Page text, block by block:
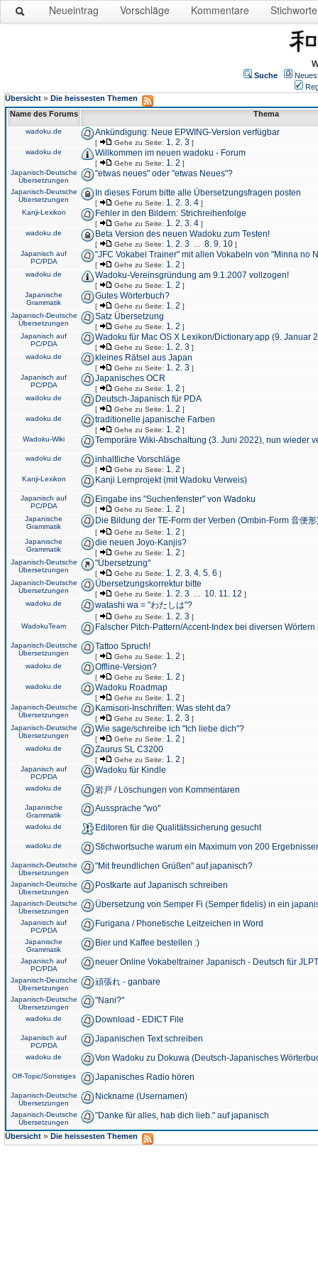
Neueintrag Vorschläge Kommentare Stichworte
Suche
Übersicht » Die heissesten Themen
Name des Forums
Thema
wadoku.de Ankündigung: Neue EPWING-Version verfügbar
[ Gehe zu Seite: 1 2 3 ]
wadoku.de
Willkommen im neuen wadoku - Forum
[ Gehe zu Seite: 1 2 ]
Japanisch-Deutsche
Übersetzungen
"etwas neues" oder "etwas Neues"?
Japanisch-Deutsche
Übersetzungen
In dieses Forum bitte alle Übersetzungsfragen posten
[ Gehe zu Seite: 1 2 3 4 ]
Kanji-Lexikon
Fehler in den Bildern: Strichreihenfolge
[ Gehe zu Seite: 1 2 3 4 ]
wadoku.de
Beta Version des neuen Wadoku zum Testen!
[ Gehe zu Seite: 1 2 3 8 9 10 ]
Japanisch auf
PC/PDA
"JFC Vokabel Trainer" mit allen Vokabeln von "Minna no
[ Gehe zu Seite: 1 2 ]
wadoku.de
Wadoku-Vereinsgründung am 9.1.2007 vollzogen!
[ Gehe zu Seite: 1 2 ]
Japanische
Grammatik
Gutes Wörterbuch?
[ Gehe zu Seite: 1 2 ]
Japanisch-Deutsche
Übersetzungen
Satz Übersetzung
[ Gehe zu Seite: 1 2 ]
Japanisch auf
PC/PDA
Wadoku für Mac OS X Lexikon/Dictionary.app (9. Januar
[ Gehe zu Seite: 1 2 3 ]
wadoku.de
kleines Rätsel aus Japan
[ Gehe zu Seite: 1 2 3 ]
Japanisch auf
PC/PDA
Japanisches OCR
[ Gehe zu Seite: 1 2 ]
wadoku.de
Deutsch-Japanisch für PDA
[ Gehe zu Seite: 1 2 ]
wadoku.de
traditionelle japanische Farben
[ Gehe zu Seite: 1 2 ]
Wadoku-Wiki
Temporäre Wiki-Abschaltung (3. Juni 2022), nun wieder
wadoku.de inhaltliche Vorschläge
[ Gehe zu Seite: 1 2 ]
Kanji-Lexikon
Kanji Lernprojekt (mit Wadoku Verweis)
Japanisch auf
PC/PDA
Eingabe ins "Suchenfenster" von Wadoku
[ Gehe zu Seite: 1 2 ]
Japanische
Grammatik
Die Bildung der TE-Form der Verben (Ombin-Form 音便形
[ Gehe zu Seite: 1 2 ]
Japanische
Grammatik
die neuen Joyo-Kanjis?
[ Gehe zu Seite: 1 2 ]
Japanisch-Deutsche
Übersetzungen
"Übersetzung"
[ Gehe zu Seite: 1 2 3 4 5 6 ]
Japanisch-Deutsche
Übersetzungen
Übersetzungskorrektur bitte
[ Gehe zu Seite: 1 2 3 10 11 12 ]
wadoku.de
watashi wa = "わたしは"?
[ Gehe zu Seite: 1 2 3 ]
WadokuTeam
Falscher Pitch-Pattern/Accent-Index bei diversen
Japanisch-Deutsche
Übersetzungen
Tattoo Spruch!
[ Gehe zu Seite: 1 2 ]
wadoku.de
Offline-Version?
[ Gehe zu Seite: 1 2 ]
wadoku.de
Wadoku Roadmap
[ Gehe zu Seite: 1 2 ]
Japanisch-Deutsche
Übersetzungen
Kamisori-Inschriften: Was steht da?
[ Gehe zu Seite: 1 2 3 ]
Japanisch-Deutsche
Übersetzungen
Wie sage/schreibe ich "Ich liebe dich"?
[ Gehe zu Seite: 1 2 ]
wadoku.de
Zaurus SL C3200
[ Gehe zu Seite: 1 2 ]
Japanisch auf
PC/PDA
Wadoku für Kindle
wadoku.de 岩戸 / Löschungen von Kommentaren
Japanische
Grammatik
Aussprache "wo"
wadoku.de Editoren für die Qualitätssicherung gesucht
wadoku.de Stichwortsuche warum ein Maximum von 200
Japanisch-Deutsche
Übersetzungen
"Mit freundlichen Grüßen" auf japanisch?
Japanisch-Deutsche
Übersetzungen
Postkarte auf Japanisch schreiben
Japanisch-Deutsche
Übersetzungen
Übersetzung von Semper Fi (Semper fidelis) in ein
Japanisch auf
PC/PDA
Furigana / Phonetische Leitzeichen in Word
Japanische
Grammatik
Bier und Kaffee bestellen :)
Japanisch auf
PC/PDA
neuer Online Vokabeltrainer Japanisch - Deutsch für
Japanisch-Deutsche
Übersetzungen
頑張れ - ganbare
Japanisch-Deutsche
Übersetzungen
"Nani?"
wadoku.de Download - EDICT File
Japanisch auf
PC/PDA
Japanischen Text schreiben
wadoku.de Von Wadoku zu Dokuwa (Deutsch-Japanisches
Off-Topic/Sonstiges Japanisches Radio hören
Japanisch-Deutsche
Übersetzungen
Nickname (Usernamen)
Japanisch-Deutsche
Übersetzungen
"Danke für alles, hab dich lieb." auf japanisch
Übersicht » Die heissesten Themen